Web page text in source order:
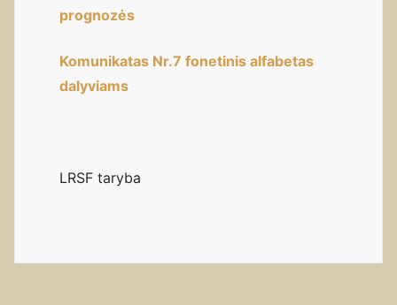
prognozės
Komunikatas Nr.7 fonetinis alfabetas
dalyviams
LRSF taryba